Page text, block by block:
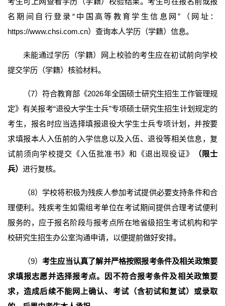
名期间自行登录“中国高等教育学生信息网”（网址：
https://www.chsi.com.cn）查询本人学历（学籍）信息。
未能通过学历（学籍）网上校验的考生应在初试前向学校
提交学历（学籍）核验材料。
（7）符合教育部《2026年全国硕士研究生招生工作管理规
定》有关报考“退役大学生士兵”专项硕士研究生招生计划规定的
考生，报名时应当选择填报退役大学生士兵专项计划，并按要
求填报本人入伍前的入学信息以及入伍、退役等相关信息，复
试前须向学校提交《入伍批准书》和《退出现役证》
（限士
兵） 进行复核。
（8）学校将积极为残疾人参加考试提供必要支持条件和合
理便利。残疾考生如需组考单位在考试期间提供合理考试便利
服务的，应于报名阶段与报考点所在地省级招生考试机构和学
校研究生招生办公室沟通申请，以便提前做好安排。
（9）考生应当认真了解并严格按照报考条件及相关政策要
求填报志愿并选择报考点。因不符合报考条件及相关政策要
求，造成后续不能网上确认、考试（含初试和复试）或录取